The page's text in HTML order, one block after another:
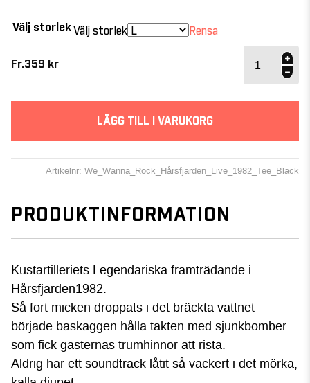
Välj storlekVälj storlek Rensa
Fr.359 kr
We Wanna
Rock
Hårsfjärden
Tee mängd
LÄGG TILL I VARUKORG
Artikelnr: We_Wanna_Rock_Hårsfjärden_Live_1982_Tee_Black
PRODUKTINFORMATION
Kustartilleriets Legendariska framträdande i
Hårsfjärden1982.
Så fort micken droppats i det bräckta vattnet
började baskaggen hålla takten med sjunkbomber
som fick gästernas trumhinnor att rista.
Aldrig har ett soundtrack låtit så vackert i det mörka,